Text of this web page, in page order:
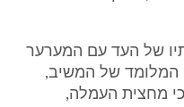
של העד עם המערער
המלומד של המשיב,
95,000 ש"ח, וכי מחצית העמלה,